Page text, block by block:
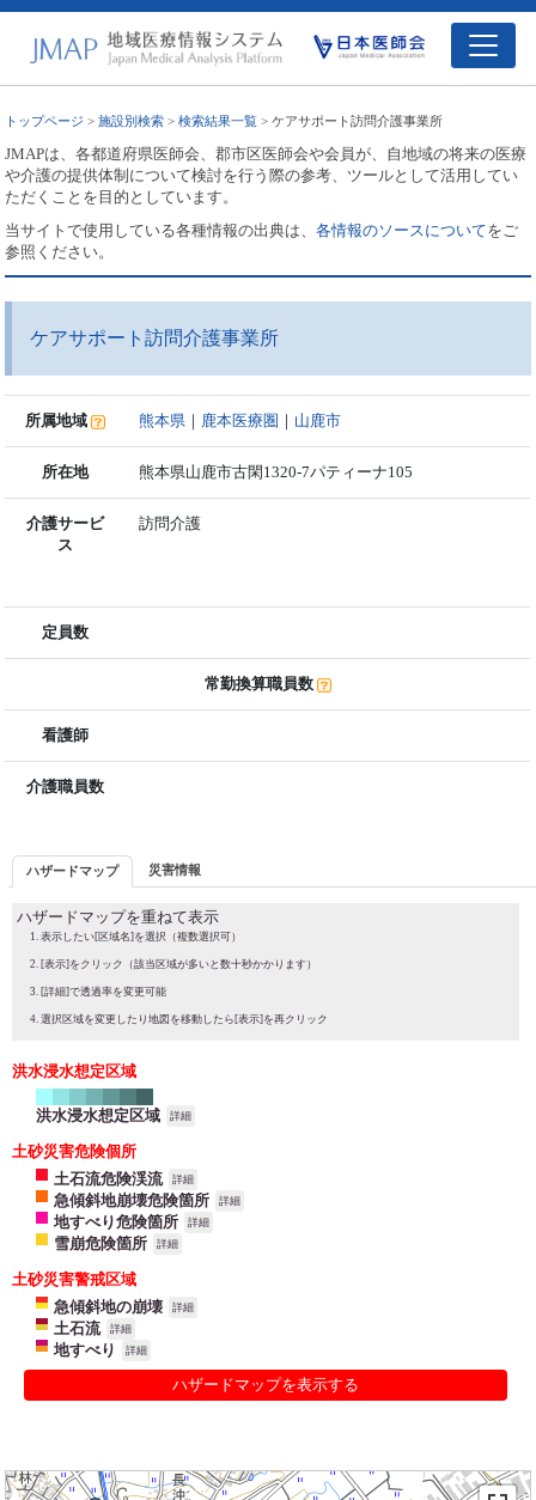
トップページ >施設別検索 >検索結果一覧 > ケアサポート訪問介護事業所
JMAPは、各都道府県医師会、郡市区医師会や会員が、自地域の将来の医療
や介護の提供体制について検討を行う際の参考、ツールとして活用してい
ただくことを目的としています。
当サイトで使用している各種情報の出典は、各情報のソースについてをご
参照ください。
ケアサポート訪問介護事業所
所属地域 熊本県 ｜ 鹿本医療圏 ｜ 山鹿市
所在地 熊本県山鹿市古閑1320-7パティーナ105
介護サービ
ス
訪問介護
定員数
常勤換算職員数
看護師
介護職員数
ハザードマップ 災害情報
ハザードマップを重ねて表示
表示したい[区域名]を選択（複数選択可）
[表示]をクリック（該当区域が多いと数十秒かかります）
[詳細]で透過率を変更可能
選択区域を変更したり地図を移動したら[表示]を再クリック
洪水浸水想定区域
洪水浸水想定区域 詳細
土砂災害危険個所
土石流危険渓流
詳細
急傾斜地崩壊危険箇所 詳細
地すべり危険箇所 詳細
雪崩危険箇所 詳細
土砂災害警戒区域
急傾斜地の崩壊
詳細
土石流 詳細
地すべり 詳細
ハザードマップを表示する